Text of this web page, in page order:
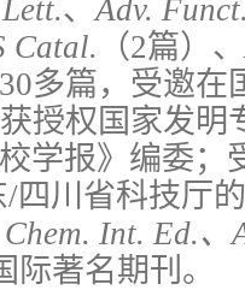
.、Adv. Funct
Catal. （2篇）、
30多篇，受邀在
授权国家发明
学报》编委；
/四川省科技厅
Chem. Int. Ed.、
际著名期刊。